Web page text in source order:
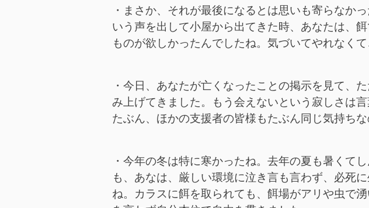
・まさか、それが最後になるとは思いも寄らなか
いう声を出して小屋から出てきた時、あなたは、
ものが欲しかったんでしたね。気づいてやれなくて
・今日、あなたが亡くなったことの掲示を見て、
み上げてきました。もう会えないという寂しさは言
たぶん、ほかの支援者の皆様もたぶん同じ気持ちな
・今年の冬は特に寒かったね。去年の夏も暑くて
も、あなは、厳しい環境に泣き言も言わず、必死
ね。カラスに餌を取られても、餌場がアリや虫で